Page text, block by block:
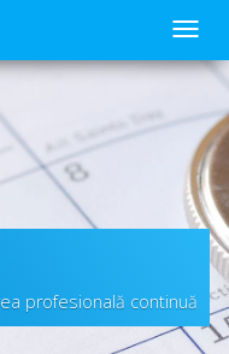
profesională continuă